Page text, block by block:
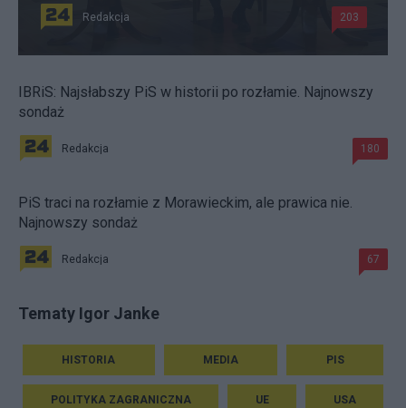
Redakcja 203
IBRiS: Najsłabszy PiS w historii po rozłamie. Najnowszy
sondaż
Redakcja 180
PiS traci na rozłamie z Morawieckim, ale prawica nie.
Najnowszy sondaż
Redakcja 67
Tematy Igor Janke
HISTORIA MEDIA PIS
POLITYKA ZAGRANICZNA UE USA